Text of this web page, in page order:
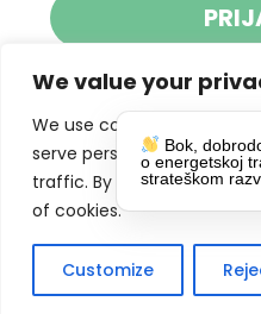
We value your
We use cookies to
serve personalized ads or
traffic. By clicking "Accept
of cookies.
Customize
Klikom na gumb
primanje novosti
slažete s
DRUŠTVENE
Bok,
o energetskoj
strateškom